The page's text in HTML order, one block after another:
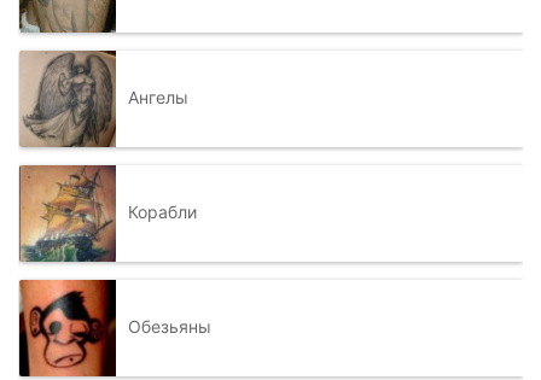
Ангелы
Корабли
Обезьяны